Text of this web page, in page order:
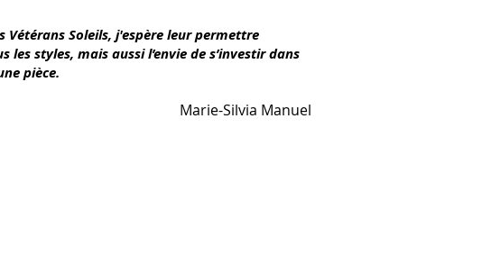
Vétérans Soleils, j'espère leur permettre
styles, mais aussi l’envie de s’investir dans
pièce.
Marie-Silvia Manuel